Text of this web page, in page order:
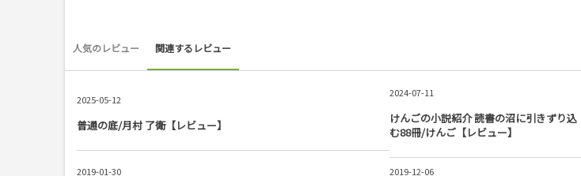
人気のレビュー 関連するレビュー
2025-05-12
普通の底/月村 了衛【レビュー】
2024-07-11
けんごの小説紹介 読書の沼に引きずり込
む88冊/けんご【レビュー】
2019-01-30 2019-12-06